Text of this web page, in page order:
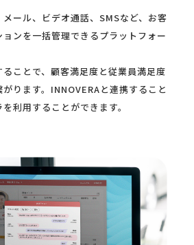
メール、ビデオ通話、SMSなど、お客
ンを一括管理できるプラットフォー
ることで、顧客満足度と従業員満足度
ります。INNOVERAと連携すること
利用することができます。